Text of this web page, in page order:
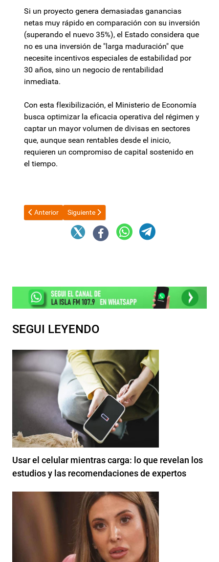
Si un proyecto genera demasiadas ganancias
netas muy rápido en comparación con su inversión
(superando el nuevo 35%), el Estado considera que
no es una inversión de "larga maduración" que
necesite incentivos especiales de estabilidad por
30 años, sino un negocio de rentabilidad
inmediata.
Con esta flexibilización, el Ministerio de Economía
busca optimizar la eficacia operativa del régimen y
captar un mayor volumen de divisas en sectores
que, aunque sean rentables desde el inicio,
requieren un compromiso de capital sostenido en
el tiempo.
Artículo anterior: Aprobaron el Plan Nacional de Calidad en
Anterior Artículo siguiente: Carrió no perdonó a Adorni y
Siguiente
SEGUI LEYENDO
Usar el celular mientras carga: lo que revelan los
estudios y las recomendaciones de expertos